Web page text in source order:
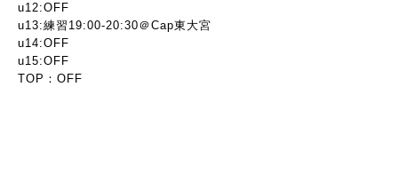
u12:OFF
u13:練習19:00-20:30＠Cap東大宮
u14:OFF
u15:OFF
TOP：OFF